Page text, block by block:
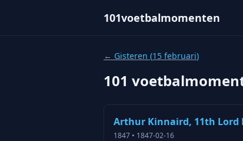
101voetbalmomenten
← Gisteren (15 februari)
101
Arthur Kinnaird, 11th Lord
1847 • 1847-02-16